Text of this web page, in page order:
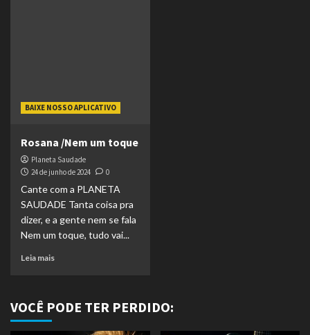
BAIXE NOSSO APLICATIVO
Rosana /Nem um toque
Planeta Saudade
24 de junho de 2024
0
Cante com a PLANETA
SAUDADE Tanta coisa pra
dizer, e a gente nem se fala
Nem um toque, tudo vai...
Leia mais
VOCÊ PODE TER PERDIDO: